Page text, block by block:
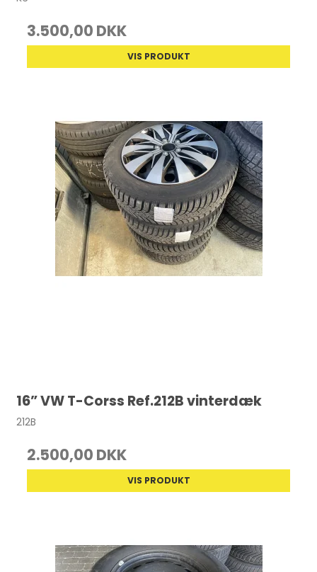
3.500,00 DKK
VIS PRODUKT
16” VW T-Corss Ref.212B vinterdæk
212B
2.500,00 DKK
VIS PRODUKT